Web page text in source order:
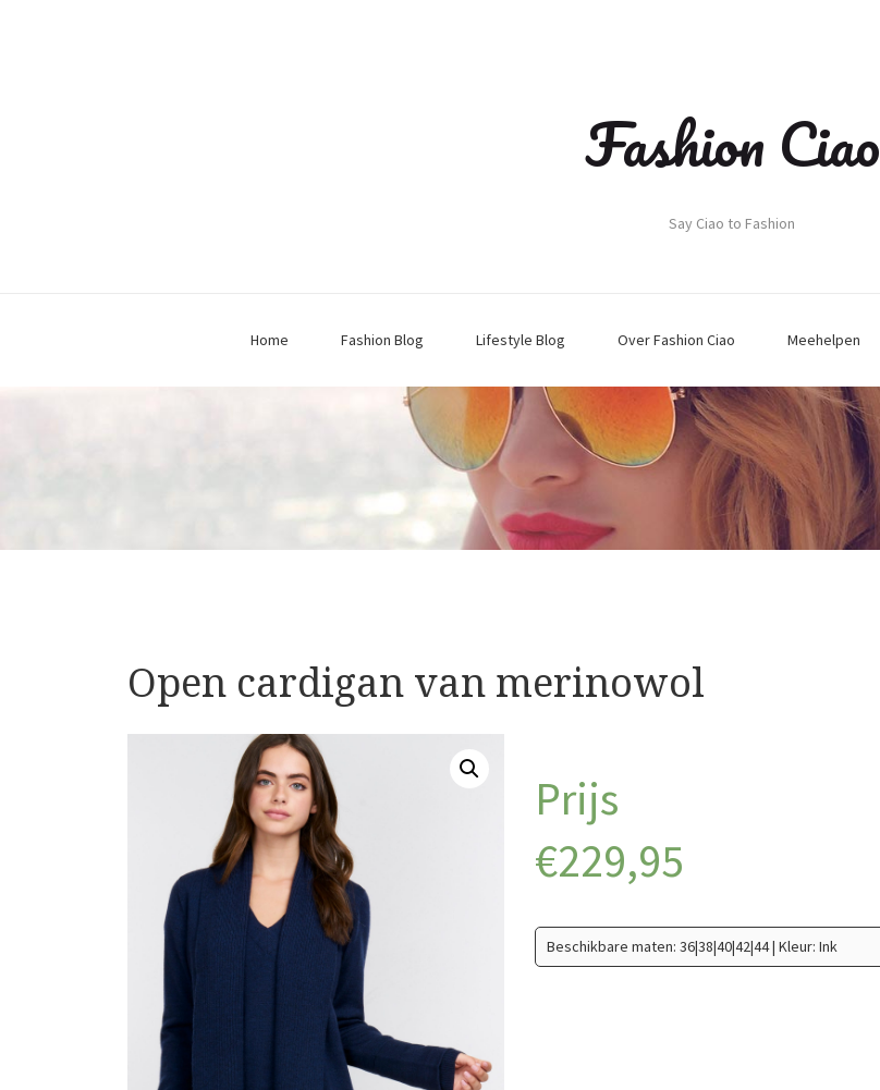
Fashion Ciao
Say Ciao to Fashion
Home Fashion Blog Lifestyle Blog Over Fashion Ciao Meehelpen
Open cardigan van merinowol
€229,95
Beschikbare maten: 36|38|40|42|44 | Kleur: Ink